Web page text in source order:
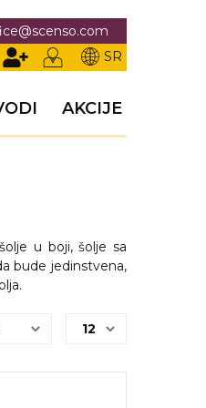
SR
AKCIJE
u boji, šolje sa
bude jedinstvena,